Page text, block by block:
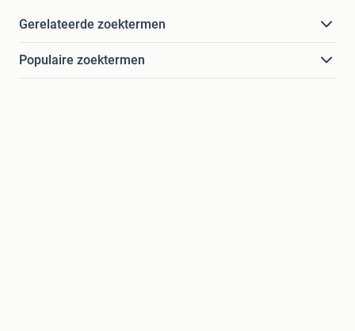
Gerelateerde zoektermen
Populaire zoektermen